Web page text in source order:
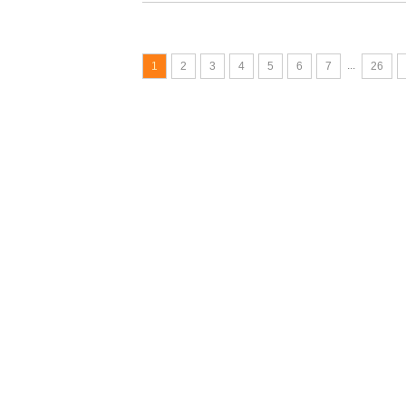
1 2 3 4 5 6 7 ... 26